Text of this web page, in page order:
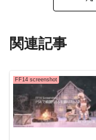
関連記事
FF14 screenshot